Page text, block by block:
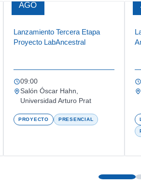
AGO
Lanzamiento Tercera Etapa
Proyecto LabAncestral
09:00
Salón Óscar Hahn,
Universidad Arturo Prat
PROYECTO PRESENCIAL